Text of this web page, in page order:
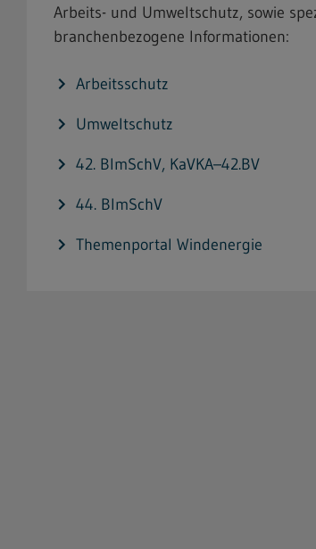
Arbeits- und Umweltschutz, sowie
branchenbezogene Informationen:
Arbeitsschutz
Umweltschutz
42. BImSchV, KaVKA–42.BV
44. BImSchV
Themenportal Windenergie